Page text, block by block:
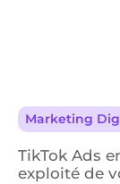
Marketing
TikTok Ads
exploité de